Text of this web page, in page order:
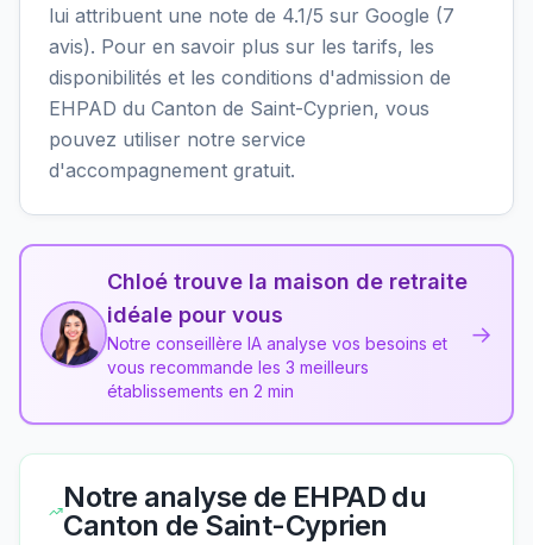
lui attribuent une note de 4.1/5 sur Google (7
avis). Pour en savoir plus sur les tarifs, les
disponibilités et les conditions d'admission de
EHPAD du Canton de Saint-Cyprien, vous
pouvez utiliser notre service
d'accompagnement gratuit.
Chloé trouve la maison de retraite
idéale pour vous
Notre conseillère IA analyse vos besoins et
vous recommande les 3 meilleurs
établissements en 2 min
→
Notre analyse de EHPAD du
Canton de Saint-Cyprien